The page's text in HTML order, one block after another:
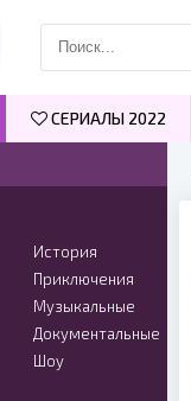
История
Приключения
Музыкальные
Документальные
Шоу
СЕРИАЛЫ 2022